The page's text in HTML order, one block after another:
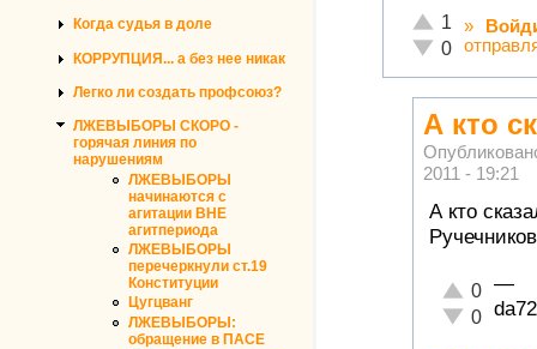
Когда судья в доле
КОРРУПЦИЯ... а без нее никак
Легко ли создать профсоюз?
ЛЖЕВЫБОРЫ СКОРО -
горячая линия по
нарушениям
ЛЖЕВЫБОРЫ
начинаются с
агитации ВНЕ
агитпериода
ЛЖЕВЫБОРЫ
перечеркнули ст.19
Конституции
Цугцванг
ЛЖЕВЫБОРЫ:
обращение в ПАСЕ
Отлично!
1
Неадекватно!
0
»
А кто
2011 - 19:21
А кто
Отлично!
0
0
—